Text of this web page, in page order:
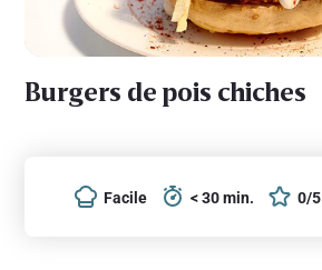
Burgers de pois chiches
Facile < 30 min. 0/5